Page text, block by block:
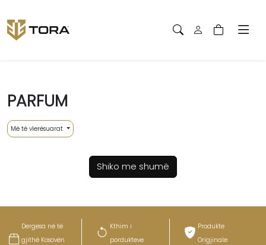
PARFUM
Më të vlerësuarat
Shiko me shumë
Dergesa në të
gjithë Kosovën
Kthim i
pordukteve
Produkte
Origjinale